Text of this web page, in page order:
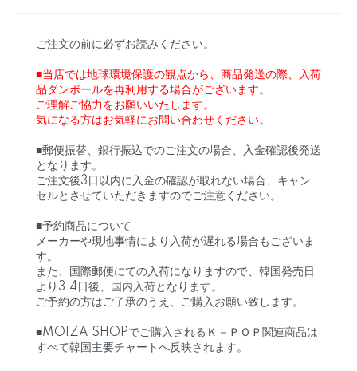
ご注文の前に必ずお読みください。
■当店では地球環境保護の観点から、商品発送の際、入荷
品ダンボールを再利用する場合がございます。
ご理解ご協力をお願いいたします。
気になる方はお気軽にお問い合わせください。
■郵便振替、銀行振込でのご注文の場合、入金確認後発送
となります。
ご注文後3日以内に入金の確認が取れない場合、キャン
セルとさせていただきますのでご注意ください。
■予約商品について
メーカーや現地事情により入荷が遅れる場合もございま
す。
また、国際郵便にての入荷になりますので、韓国発売日
より3.4日後、国内入荷となります。
ご予約の方はご了承のうえ、ご購入お願い致します。
■MOIZA SHOPでご購入されるＫ－ＰＯＰ関連商品は
すべて韓国主要チャートへ反映されます。